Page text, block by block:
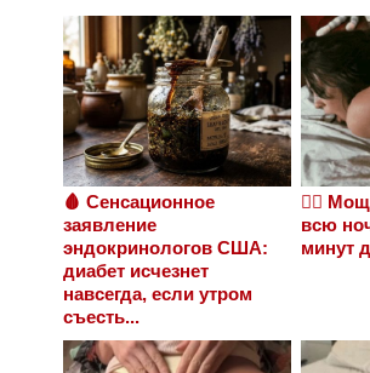
🩸 Сенсационное
заявление
эндокринологов США:
диабет исчезнет
навсегда, если утром
съесть...
❤️‍🔥
всю
минут